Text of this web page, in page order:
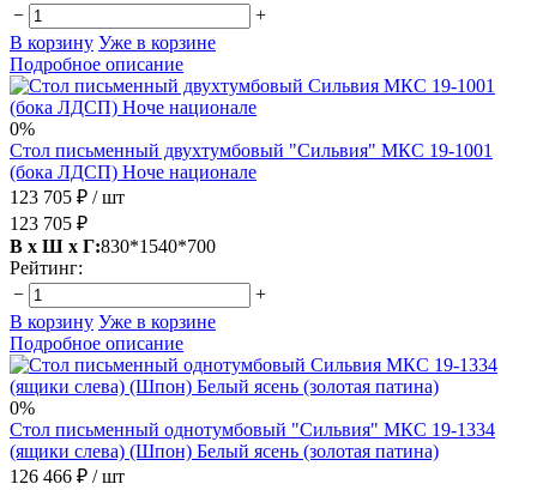
−
+
В корзину Уже в корзине
Подробное описание
0%
Стол письменный двухтумбовый "Сильвия" МКС 19-1001
(бока ЛДСП) Ноче национале
123 705 ₽ / шт
123 705 ₽
В х Ш х Г:830*1540*700
Рейтинг:
−
+
В корзину Уже в корзине
Подробное описание
0%
Стол письменный однотумбовый "Сильвия" МКС 19-1334
(ящики слева) (Шпон) Белый ясень (золотая патина)
126 466 ₽ / шт